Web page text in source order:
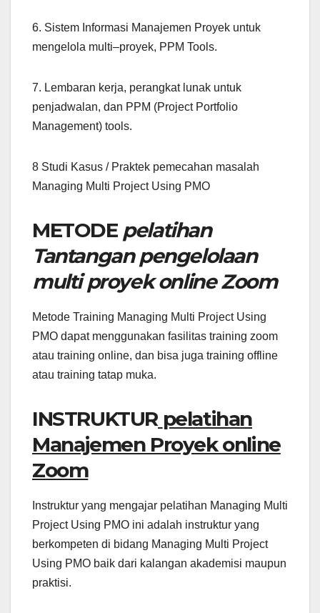
6. Sistem Informasi Manajemen Proyek untuk
mengelola multi–proyek, PPM Tools.
7. Lembaran kerja, perangkat lunak untuk
penjadwalan, dan PPM (Project Portfolio
Management) tools.
8 Studi Kasus / Praktek pemecahan masalah
Managing Multi Project Using PMO
METODE pelatihan
Tantangan pengelolaan
multi proyek online Zoom
Metode Training Managing Multi Project Using
PMO dapat menggunakan fasilitas training zoom
atau training online, dan bisa juga training offline
atau training tatap muka.
INSTRUKTUR pelatihan
Manajemen Proyek online
Zoom
Instruktur yang mengajar pelatihan Managing Multi
Project Using PMO ini adalah instruktur yang
berkompeten di bidang Managing Multi Project
Using PMO baik dari kalangan akademisi maupun
praktisi.